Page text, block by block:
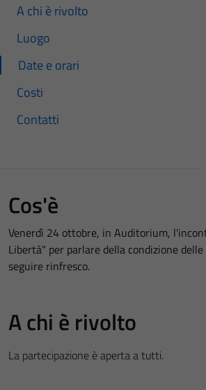
A chi è rivolto
Luogo
Date e orari
Costi
Contatti
Cos'è
Venerdì 24 ottobre, in Auditorium,
Libertà" per parlare della condizione
seguire rinfresco.
A chi è rivolto
La partecipazione è aperta a tutti.